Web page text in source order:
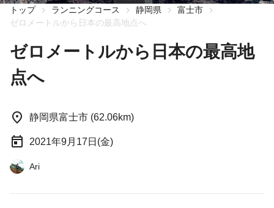
トップ ランニングコース 静岡県
富士市
ゼロメートルから日本の最高地点へ
ゼロメートルから日本の最高地
点へ
静岡県富士市 (62.06km)
2021年9月17日(金)
Ari